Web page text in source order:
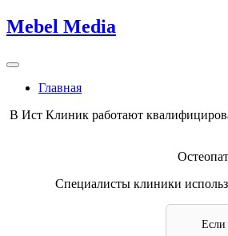
Skip
to
Mebel Media
Главная
В Ист Клиник работают
Специалисты клиники
Если